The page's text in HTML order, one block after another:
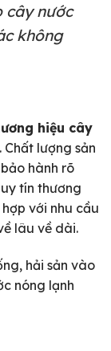
cây nước
không
hiệu cây
lượng sản
hành rõ
tín thương
với nhu cầu
lâu về dài.